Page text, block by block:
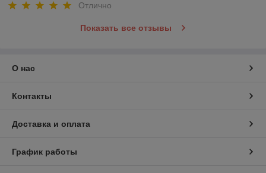
Отлично
Показать все отзывы
О нас
Контакты
Доставка и оплата
График работы